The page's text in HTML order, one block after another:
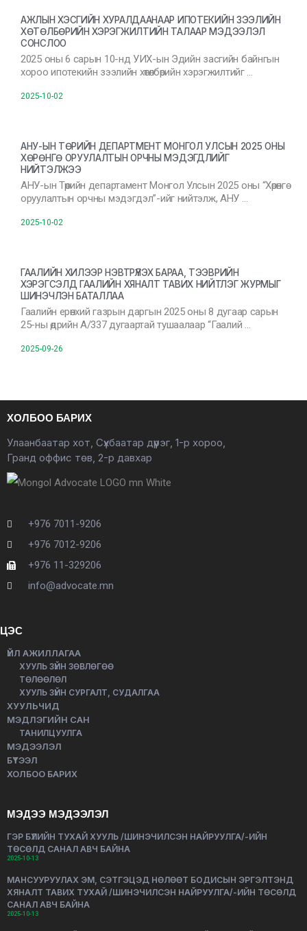
АЖЛЫН ХЭСГИЙН ХУРАЛДААНААР ИПОТЕКИЙН ЗЭЭЛИЙН
ХӨТӨЛБӨРИЙН ХЭРЭГЖИЛТИЙН ТАЛААР МЭДЭЭЛЭЛ
СОНСЛОО
2025 оны 6 сарын 10-нд УИХ-ын Эдийн засгийн байнгын
хороо ипотекийн зээлийн хөтөлбөрийн хэрэгжилтийг …
2025-10-02
АНУ-ЫН ТӨРИЙН ДЕПАРТМЕНТ МОНГОЛ УЛСЫН 2025 ОНЫ
ХӨРӨНГӨ ОРУУЛАЛТЫН ОРЧНЫ МЭДЭГДЛИЙГ
НИЙТЭЛЖЭЭ
АНУ-ын Төрийн департамент Монгол Улсын 2025 оны “Хөрөнгө
оруулалтын орчны мэдэгдэл”-ийг нийтэлж, АНУ …
2025-10-02
ГААЛИЙН ХИЛЭЭР НЭВТРҮҮЛЭХ БАРАА, ТЭЭВРИЙН
ХЭРЭГСЭЛД ГААЛИЙН ХЯНАЛТ ТАВИХ НИЙТЛЭГ ЖУРМЫГ
ШИНЭЧЛЭН БАТАЛЛАА
Гаалийн ерөнхий газрын даргын 2025 оны 8 дугаар сарын
25-ны өдрийн А/337 дугаартай тушаалаар “Гаалий …
2025-09-26
ХОЛБОО БАРИХ
Улаанбаатар хот, Сүхбаатар дүүрэг, 1-р хороо,
Гранд оффис төв, 2-р давхар
+976 7011-9206
+976 7012-9206
+976 11-329206
info@advocate.mn
ЦЭС
ҮЙЛ АЖИЛЛАГАА
ХУУЛЬ ЗҮЙН ЗӨВЛӨГӨӨ
ТӨЛӨӨЛӨЛ
ХУУЛЬ ЗҮЙН СУРГАЛТ, СУДАЛГАА
ХУУЛЬЧИД
МЭДЛЭГИЙН САН
ТАНИЛЦУУЛГА
МЭДЭЭЛЭЛ
БҮТЭЭЛ
ХОЛБОО БАРИХ
МЭДЭЭ МЭДЭЭЛЭЛ
ГЭР БҮЛИЙН ТУХАЙ ХУУЛЬ /ШИНЭЧИЛСЭН НАЙРУУЛГА/-ИЙН
ТӨСӨЛД САНАЛ АВЧ БАЙНА
2025-10-13
МАНСУУРУУЛАХ ЭМ, СЭТГЭЦЭД НӨЛӨӨТ БОДИСЫН ЭРГЭЛТЭНД
ХЯНАЛТ ТАВИХ ТУХАЙ /ШИНЭЧИЛСЭН НАЙРУУЛГА/-ИЙН ТӨСӨЛД
САНАЛ АВЧ БАЙНА
2025-10-13